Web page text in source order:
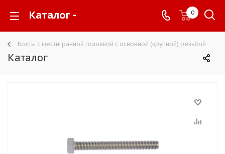
Каталог - 0
Болты с шестигранной головкой с основной (крупной) резьбой
Каталог